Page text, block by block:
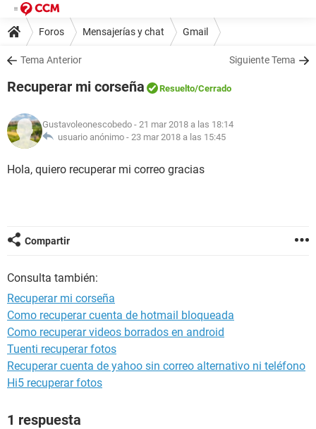
Foros Mensajerías y chat Gmail
Tema Anterior Siguiente Tema
Recuperar mi corseña Resuelto/Cerrado
Gustavoleonescobedo - 21 mar 2018 a las 18:14
usuario anónimo - 23 mar 2018 a las 15:45
Hola, quiero recuperar mi correo gracias
Compartir
Consulta también:
Recuperar mi corseña
Como recuperar cuenta de hotmail bloqueada
Como recuperar videos borrados en android
Tuenti recuperar fotos
Recuperar cuenta de yahoo sin correo alternativo ni teléfono
Hi5 recuperar fotos
1 respuesta